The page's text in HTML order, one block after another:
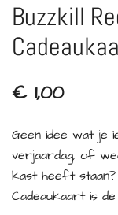
Buzzkill
€1,00
Geen idee wat je
verjaardag, of
kast heeft
Cadeaukaart is de